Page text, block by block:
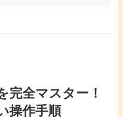
完全マスター！
操作手順